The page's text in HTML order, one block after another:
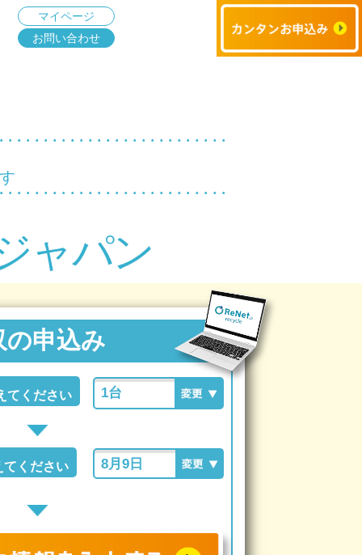
マイページ
お問い合わせ
ャパン
申込み
てください
てください